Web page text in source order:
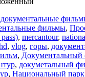
фильмы,
, mercantour,
, vlog, горы,
,
, докуметальный
, Национальный